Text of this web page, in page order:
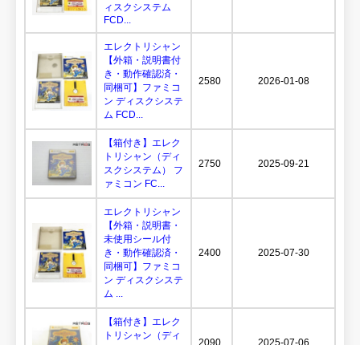
ィスクシステム
FCD...
エレクトリシャン
【外箱・説明書付
き・動作確認済・
同梱可】ファミコ
ン ディスクシステ
ム FCD...
2580 2026-01-08
【箱付き】エレク
トリシャン（ディ
スクシステム） フ
ァミコン FC...
2750 2025-09-21
エレクトリシャン
【外箱・説明書・
未使用シール付
き・動作確認済・
同梱可】ファミコ
ン ディスクシステ
ム ...
2400 2025-07-30
【箱付き】エレク
トリシャン（ディ
2090 2025-07-06